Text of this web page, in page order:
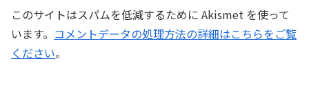
このサイトはスパムを低減するために Akismet を使って
います。 コメントデータの処理方法の詳細はこちらをご覧
ください。